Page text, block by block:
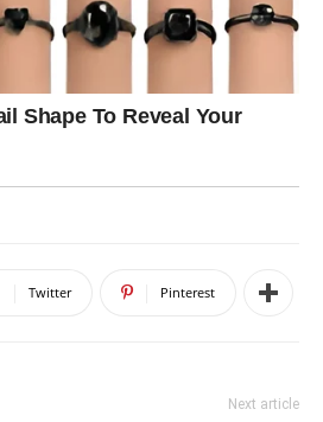
Twitter Pinterest
Next article